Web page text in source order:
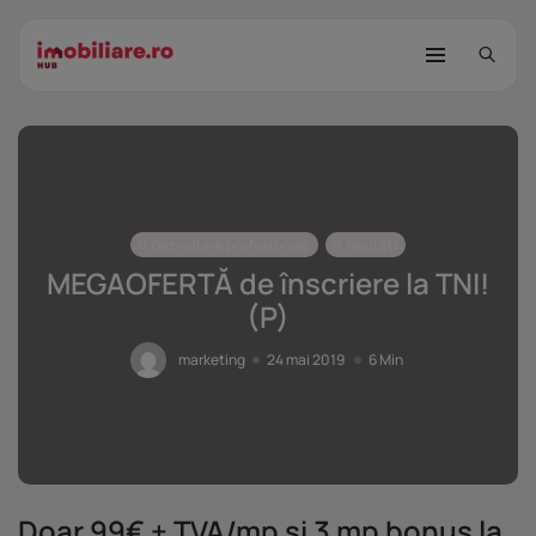
STUDIU Imobiliare.ro: Câtă încredere
mai...
25 noiembrie 2025
25 noiembrie 2025 9 Min
MEGAOFERTĂ de înscriere la TNI!
(P)
marketing 24 mai 2019 6 Min